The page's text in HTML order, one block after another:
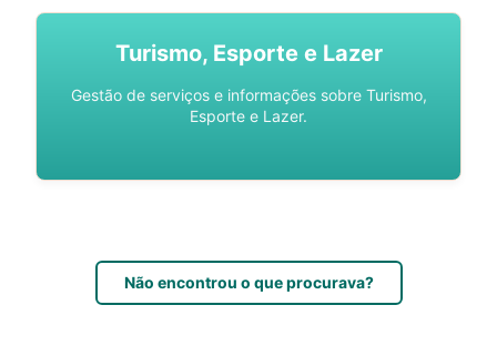
Turismo, Esporte e Lazer
Gestão de serviços e informações sobre Turismo,
Esporte e Lazer.
Não encontrou o que procurava?